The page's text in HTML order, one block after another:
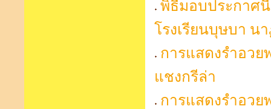
พิธีมอบประกาศ
โรงเรียนบุษบา น
การแสดงรำอวย
แชงกรีล่า
การแสดงรำอว